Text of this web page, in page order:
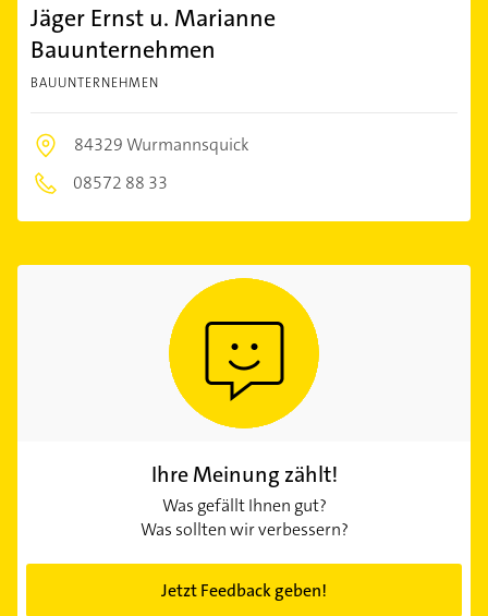
Jäger Ernst u. Marianne
Bauunternehmen
BAUUNTERNEHMEN
84329 Wurmannsquick
08572 88 33
Ihre Meinung zählt!
Was gefällt Ihnen gut?
Was sollten wir verbessern?
Jetzt Feedback geben!